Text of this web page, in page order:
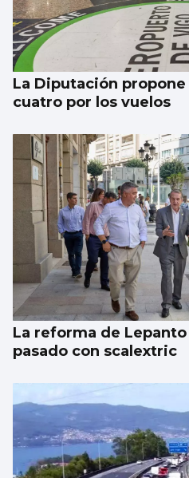
La Diputación
cuatro por los vuelos
La reforma de
pasado con scalextric